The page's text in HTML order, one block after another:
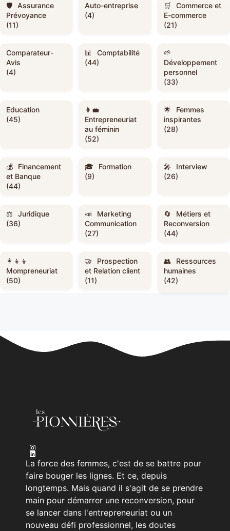
Assurance
Prévoyance
(11)
Auto-entreprise
(4)
Commerce et
E-commerce
(21)
Comparateur-
Avis
(4)
Comptabilité
(44)
Développement
personnel
(33)
Education
(45)
Entrepreneuriat
au féminin
(52)
Femmes
inspirantes
(28)
Financement
et Banque
(44)
Formation
(9)
Interview
(26)
Juridique
(36)
Marketing
Communication
(27)
Métiers et
Reconversion
(44)
Mompreneuriat
(50)
Prospection
et Relation client
(11)
Ressources
humaines
(42)
La force des femmes, c'est de se battre pour
faire bouger les lignes. Et ce, depuis
longtemps. Mais quand il s'agit de se prendre
main pour démarrer une reconversion, pour
se lancer dans l'entrepreneuriat ou un
nouveau défi professionnel, les doutes